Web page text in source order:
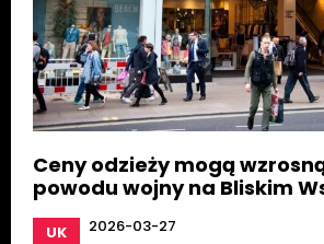
Ceny odzieży mogą
powodu wojny na Bliskim
UK 2026-03-27